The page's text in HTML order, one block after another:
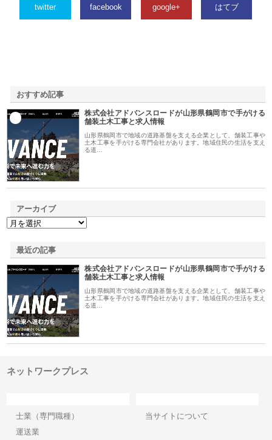
twitter facebook google+ はてブ
おすすめ記事
株式会社アドバンスロードが山形県鶴岡市で手がける
舗装土木工事と求人情報
山形県鶴岡市で地域の道路基盤を支える企業として、舗装工事や
土木工事を手がける専門会社があります。地域住民の生活を支え
る道…
アーカイブ
最近の記事
株式会社アドバンスロードが山形県鶴岡市で手がける
舗装土木工事と求人情報
山形県鶴岡市で地域の道路基盤を支える企業として、舗装工事や
土木工事を手がける専門会社があります。地域住民の生活を支え
る道…
ネットワークプレス
士業（専門職種）
運送業
当サイトについて